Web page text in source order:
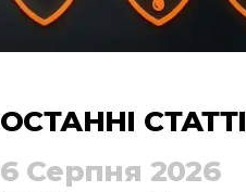
ОСТАННІ СТАТТІ
6 Серпня 2026